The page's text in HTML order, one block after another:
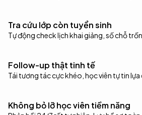
Tra cứu lớp còn tuyển sinh
Tự động check lịch khai giảng, số chỗ
Follow-up thật tinh tế
Tái tương tác cực khéo, học viên tự tin lựa
Không bỏ lỡ học viên tiềm năng